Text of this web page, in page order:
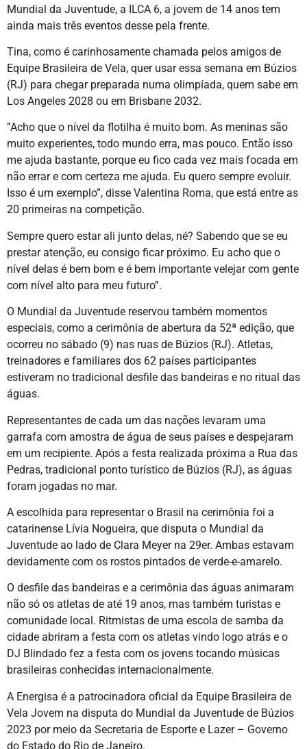
Mundial da Juventude, a ILCA 6, a jovem de 14 anos tem
ainda mais três eventos desse pela frente.
Tina, como é carinhosamente chamada pelos amigos de
Equipe Brasileira de Vela, quer usar essa semana em Búzios
(RJ) para chegar preparada numa olimpíada, quem sabe em
Los Angeles 2028 ou em Brisbane 2032.
”Acho que o nível da flotilha é muito bom. As meninas são
muito experientes, todo mundo erra, mas pouco. Então isso
me ajuda bastante, porque eu fico cada vez mais focada em
não errar e com certeza me ajuda. Eu quero sempre evoluir.
Isso é um exemplo”, disse Valentina Roma, que está entre as
20 primeiras na competição.
Sempre quero estar ali junto delas, né? Sabendo que se eu
prestar atenção, eu consigo ficar próximo. Eu acho que o
nível delas é bem bom e é bem importante velejar com gente
com nível alto para meu futuro”.
O Mundial da Juventude reservou também momentos
especiais, como a cerimônia de abertura da 52ª edição, que
ocorreu no sábado (9) nas ruas de Búzios (RJ). Atletas,
treinadores e familiares dos 62 países participantes
estiveram no tradicional desfile das bandeiras e no ritual das
águas.
Representantes de cada um das nações levaram uma
garrafa com amostra de água de seus países e despejaram
em um recipiente. Após a festa realizada próxima a Rua das
Pedras, tradicional ponto turístico de Búzios (RJ), as águas
foram jogadas no mar.
A escolhida para representar o Brasil na cerimônia foi a
catarinense Lívia Nogueira, que disputa o Mundial da
Juventude ao lado de Clara Meyer na 29er. Ambas estavam
devidamente com os rostos pintados de verde-e-amarelo.
O desfile das bandeiras e a cerimônia das águas animaram
não só os atletas de até 19 anos, mas também turistas e
comunidade local. Ritmistas de uma escola de samba da
cidade abriram a festa com os atletas vindo logo atrás e o
DJ Blindado fez a festa com os jovens tocando músicas
brasileiras conhecidas internacionalmente.
A Energisa é a patrocinadora oficial da Equipe Brasileira de
Vela Jovem na disputa do Mundial da Juventude de Búzios
2023 por meio da Secretaria de Esporte e Lazer – Governo
do Estado do Rio de Janeiro.